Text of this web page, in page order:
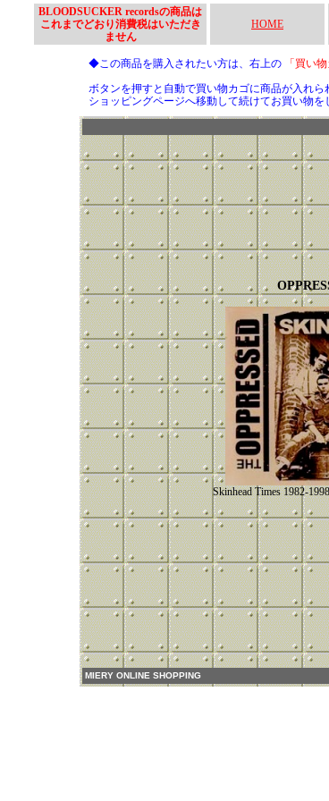
BLOODSUCKER recordsの商品は
これまでどおり消費税はいただき
ません
HOME
◆この商品を購入されたい方は、右上の 「買い
ボタンを押すと自動で買い物カゴに商品が入れ
ショッピングページへ移動して続けてお買い物を
Skinhead Times 1982-
MIERY ONLINE SHOPPING